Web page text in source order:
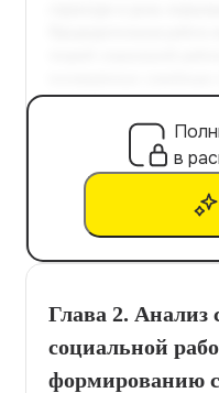
в
Глава 2. Анализ
социальной
формированию